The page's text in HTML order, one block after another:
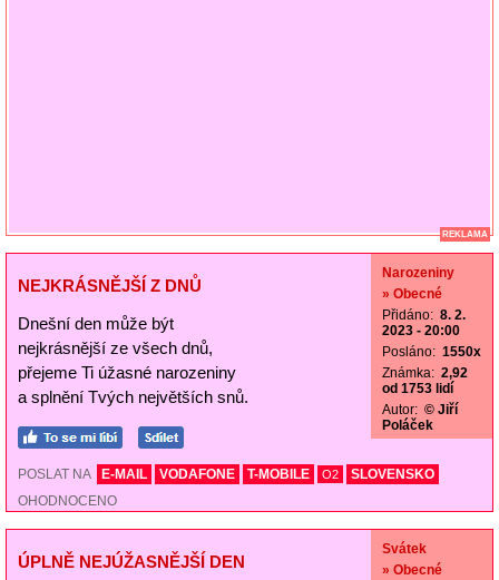
REKLAMA
NEJKRÁSNĚJŠÍ Z DNŮ
Dnešní den může být
nejkrásnější ze všech dnů,
přejeme Ti úžasné narozeniny
a splnění Tvých největších snů.
Narozeniny
» Obecné
Přidáno: 8. 2.
2023 - 20:00
Posláno: 1550x
Známka: 2,92
od 1753 lidí
Autor: © Jiří
Poláček
POSLAT NA E-MAIL VODAFONE T-MOBILE O2
SLOVENSKO
OHODNOCENO
ÚPLNĚ NEJÚŽASNĚJŠÍ DEN
Svátek
» Obecné